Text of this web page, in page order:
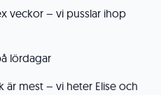
veckor – vi pusslar ihop
lördagar
mest – vi heter Elise och